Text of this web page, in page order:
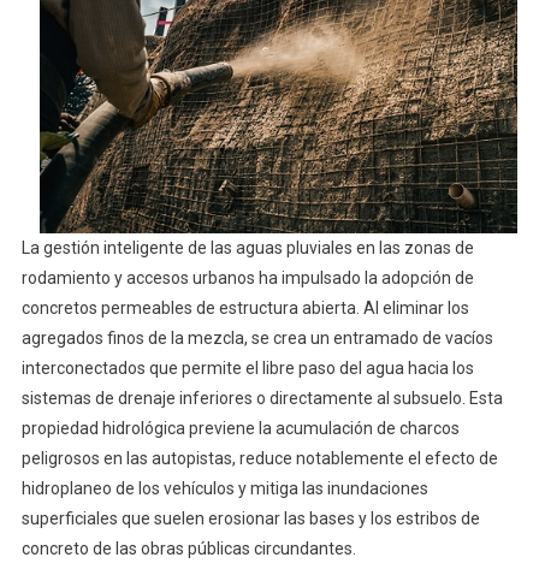
La gestión inteligente de las aguas pluviales en las zonas de
rodamiento y accesos urbanos ha impulsado la adopción de
concretos permeables de estructura abierta. Al eliminar los
agregados finos de la mezcla, se crea un entramado de vacíos
interconectados que permite el libre paso del agua hacia los
sistemas de drenaje inferiores o directamente al subsuelo. Esta
propiedad hidrológica previene la acumulación de charcos
peligrosos en las autopistas, reduce notablemente el efecto de
hidroplaneo de los vehículos y mitiga las inundaciones
superficiales que suelen erosionar las bases y los estribos de
concreto de las obras públicas circundantes.